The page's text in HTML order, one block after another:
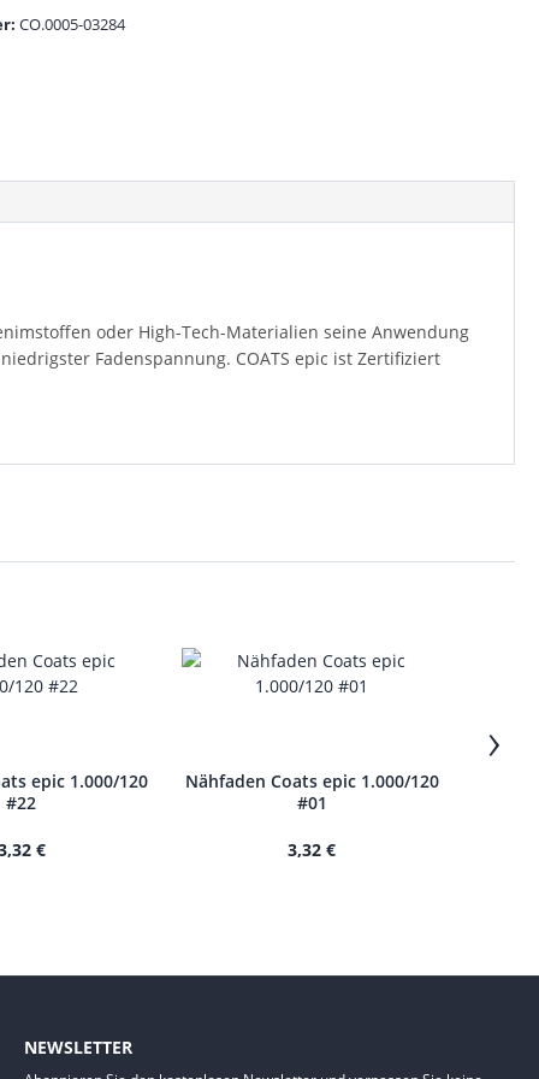
CO.0005-03284
oder High-Tech-Materialien seine Anwendung
Fadenspannung. COATS epic ist Zertifiziert
epic 1.000/120
#22
€
Nähfaden Coats epic 1.000/120
#01
3,32 €
›
NEWSLETTER